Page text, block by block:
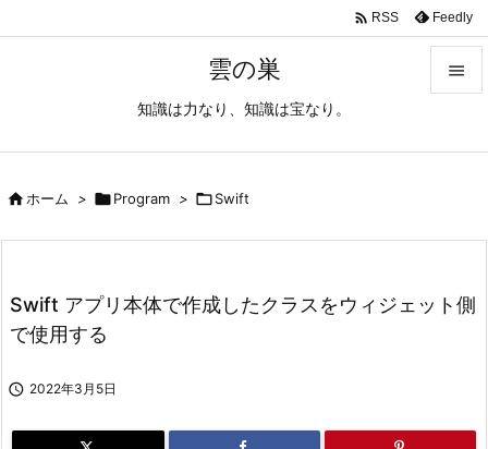
雲の巣
知識は力なり、知識は宝なり。

次へ
 RSS Feedly
ホーム > Program > Swift
Swift アプリ本体で作成したクラスをウィジェット側
で使用する
 2022年3月5日